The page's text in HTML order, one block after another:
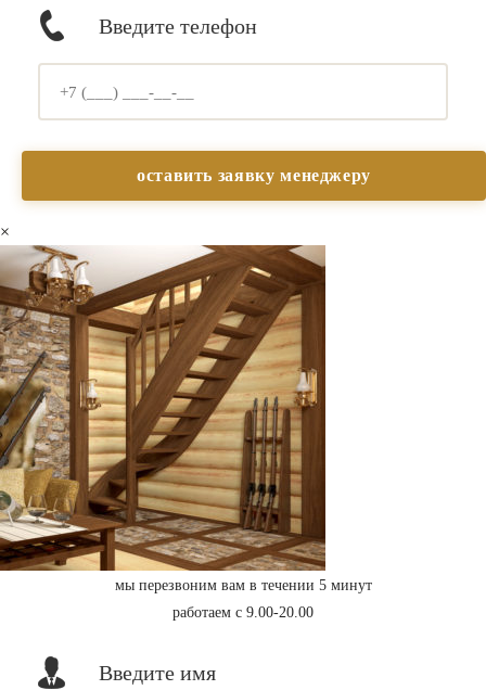
Введите телефон
×
мы перезвоним вам в течении 5 минут
работаем с 9.00-20.00
Введите имя